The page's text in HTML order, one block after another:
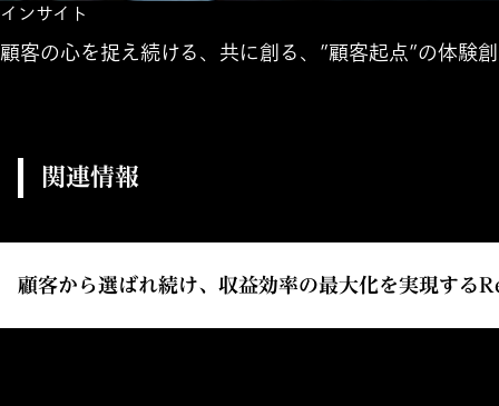
インサイト
顧客の心を捉え続ける、共に創る、”顧客起点”の体験
関連情報
顧客から選ばれ続け、収益効率の最大化を実現す